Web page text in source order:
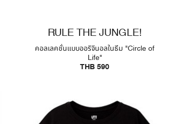
RULE THE JUNGLE!
คอลเลคชั่นแบบออริจินอลในธีม "Circle of
Life"
THB 590